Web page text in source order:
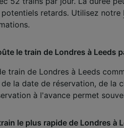
retards. Utilisez notre
le train de Londres à Leeds
train de Londres à Leeds
la date de réservation, de la
à l'avance permet
le plus rapide de Londres à